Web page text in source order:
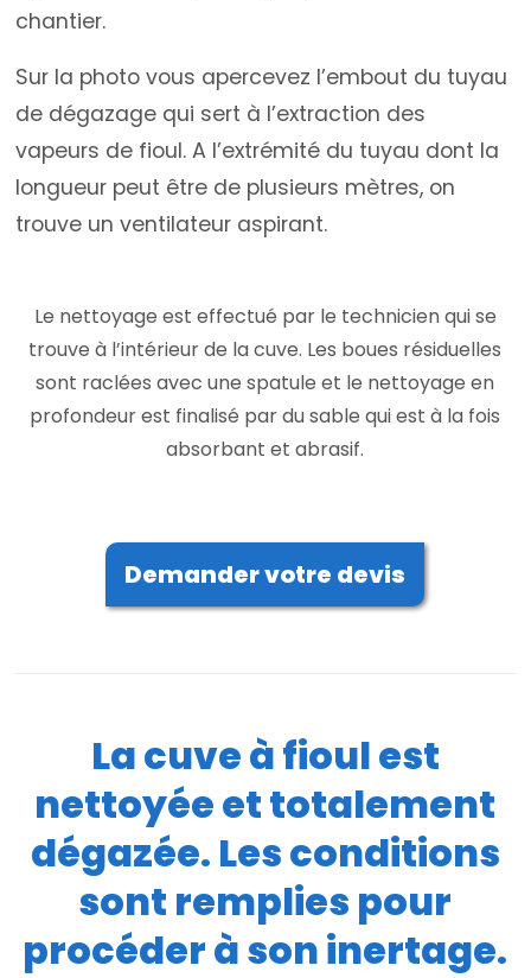
chantier.
Sur la photo vous apercevez l’embout du tuyau
de dégazage qui sert à l’extraction des
vapeurs de fioul. A l’extrémité du tuyau dont la
longueur peut être de plusieurs mètres, on
trouve un ventilateur aspirant.
Le nettoyage est effectué par le technicien qui se
trouve à l’intérieur de la cuve. Les boues résiduelles
sont raclées avec une spatule et le nettoyage en
profondeur est finalisé par du sable qui est à la fois
absorbant et abrasif.
Demander votre devis
La cuve à fioul est
nettoyée et totalement
dégazée. Les conditions
sont remplies pour
procéder à son inertage.